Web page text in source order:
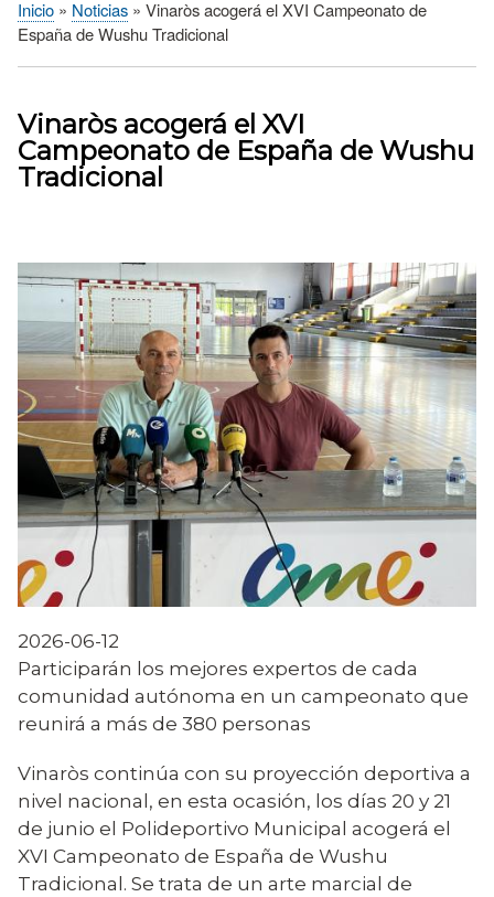
Sobrescribir
ayuda
a
la
navegación
Inicio Noticias
Vinaròs acogerá el XVI Campeonato de
España de Wushu Tradicional
Vinaròs acogerá el XVI
Campeonato de España de Wushu
Tradicional
2026-06-12
Participarán los mejores expertos de cada
comunidad autónoma en un campeonato que
reunirá a más de 380 personas
Vinaròs continúa con su proyección deportiva a
nivel nacional, en esta ocasión, los días 20 y 21
de junio el Polideportivo Municipal acogerá el
XVI Campeonato de España de Wushu
Tradicional. Se trata de un arte marcial de